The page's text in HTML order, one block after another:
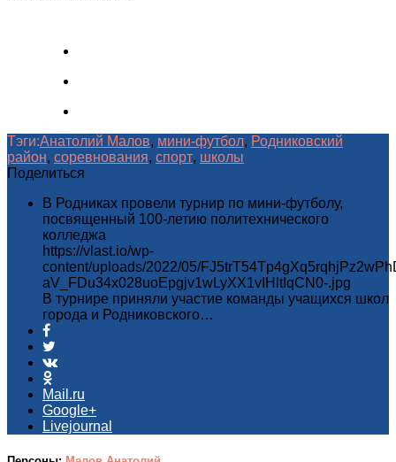
Тэги:Анатолий Малов, мини-футбол, Родниковский
район, соревнования, спорт, школы
Поделиться
В Родниках провели турнир по мини-футболу,
посвященный 100-летию политехнического
колледжа
https://vlast.io/wp-
content/uploads/2022/05/
aV_FDu34x028uoEpgjv1wLyXX1vIHltIqCN0-.jpg
В турнире приняли участие команды учащихся школ
города и Родниковского…
Mail.ru
Google+
Livejournal